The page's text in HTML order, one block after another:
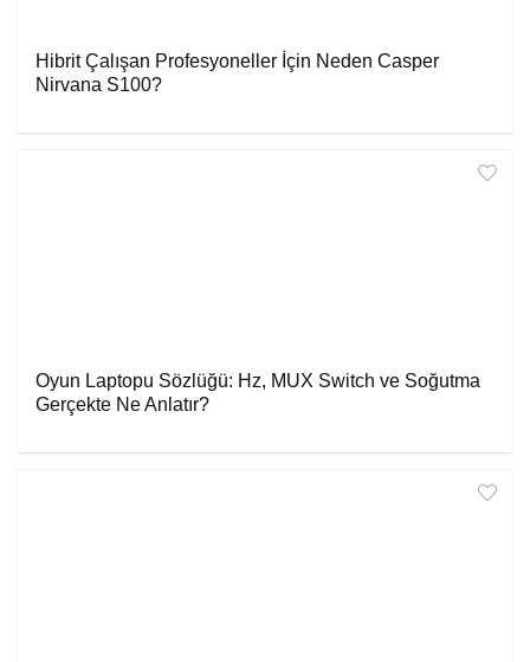
Hibrit Çalışan Profesyoneller İçin Neden Casper
Nirvana S100?
Oyun Laptopu Sözlüğü: Hz, MUX Switch ve Soğutma
Gerçekte Ne Anlatır?